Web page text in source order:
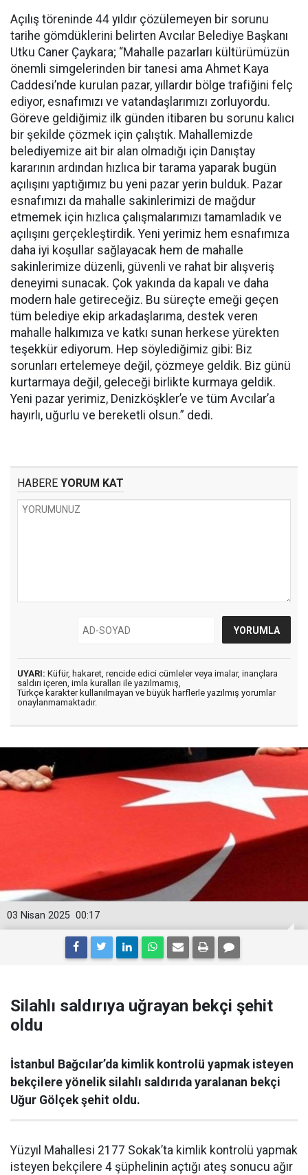
Açılış töreninde 44 yıldır çözülemeyen bir sorunu
tarihe gömdüklerini belirten Avcılar Belediye Başkanı
Utku Caner Çaykara; “Mahalle pazarları kültürümüzün
önemli simgelerinden bir tanesi ama Ahmet Kaya
Caddesi’nde kurulan pazar, yıllardır bölge trafiğini felç
ediyor, esnafımızı ve vatandaşlarımızı zorluyordu.
Göreve geldiğimiz ilk günden itibaren bu sorunu kalıcı
bir şekilde çözmek için çalıştık. Mahallemizde
belediyemize ait bir alan olmadığı için Danıştay
kararının ardından hızlıca bir tarama yaparak bugün
açılışını yaptığımız bu yeni pazar yerin bulduk. Pazar
esnafımızı da mahalle sakinlerimizi de mağdur
etmemek için hızlıca çalışmalarımızı tamamladık ve
açılışını gerçekleştirdik. Yeni yerimiz hem esnafımıza
daha iyi koşullar sağlayacak hem de mahalle
sakinlerimize düzenli, güvenli ve rahat bir alışveriş
deneyimi sunacak. Çok yakında da kapalı ve daha
modern hale getireceğiz. Bu süreçte emeği geçen
tüm belediye ekip arkadaşlarıma, destek veren
mahalle halkımıza ve katkı sunan herkese yürekten
teşekkür ediyorum. Hep söylediğimiz gibi: Biz
sorunları ertelemeye değil, çözmeye geldik. Biz günü
kurtarmaya değil, geleceği birlikte kurmaya geldik.
Yeni pazar yerimiz, Denizköşkler’e ve tüm Avcılar’a
hayırlı, uğurlu ve bereketli olsun.” dedi.
HABERE YORUM KAT
UYARI: Küfür, hakaret, rencide edici cümleler veya imalar, inançlara
saldırı içeren, imla kuralları ile yazılmamış,
Türkçe karakter kullanılmayan ve büyük harflerle yazılmış yorumlar
onaylanmamaktadır.
00:17
03 Nisan 2025
Silahlı saldırıya uğrayan bekçi şehit
oldu
İstanbul Bağcılar’da kimlik kontrolü yapmak isteyen
bekçilere yönelik silahlı saldırıda yaralanan bekçi
Uğur Gölçek şehit oldu.
Yüzyıl Mahallesi 2177 Sokak’ta kimlik kontrolü yapmak
isteyen bekçilere 4 şüphelinin açtığı ateş sonucu ağır